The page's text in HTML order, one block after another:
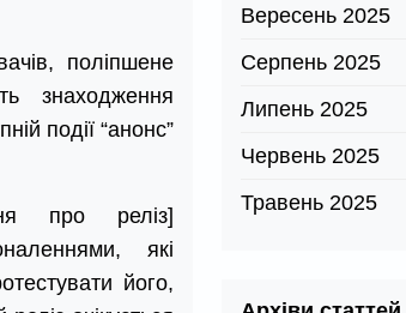
поліпшене
знаходження
події “анонс”
про реліз]
які
його,
Вересень 2025
Серпень 2025
Липень 2025
Червень 2025
Травень 2025